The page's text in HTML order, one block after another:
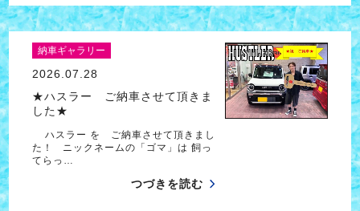
納車ギャラリー
2026.07.28
★ハスラー ご納車させて頂きま
した★
ハスラー を ご納車させて頂きまし
た！ ニックネームの「ゴマ」は 飼っ
てらっ…
つづきを読む